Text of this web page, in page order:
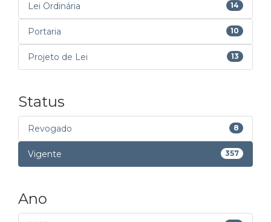
Lei Ordinária 14
Portaria 10
Projeto de Lei 13
Status
Revogado 8
Vigente 357
Ano